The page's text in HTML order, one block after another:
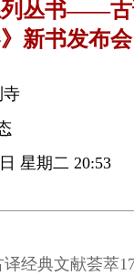
列丛书——
新书发布会
寺
星期二 20:53
经典文献荟萃